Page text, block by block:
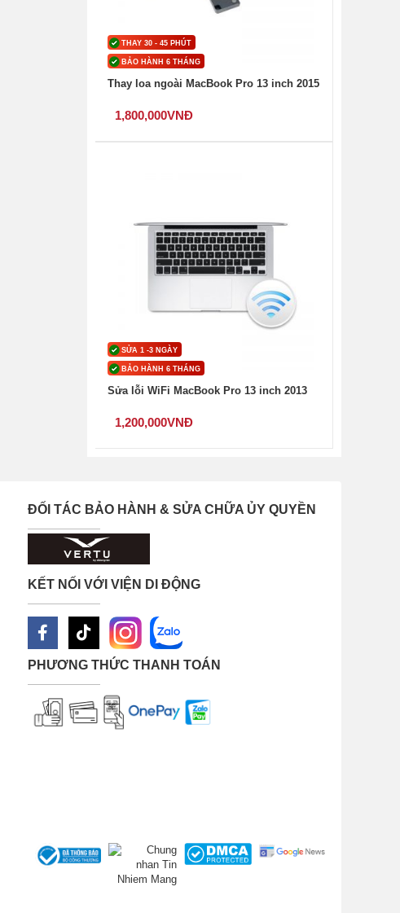
THAY 30 - 45 PHÚT
BẢO HÀNH 6 THÁNG
Thay loa ngoài MacBook Pro 13 inch 2015
1,800,000VNĐ
SỬA 1 -3 NGÀY
BẢO HÀNH 6 THÁNG
Sửa lỗi WiFi MacBook Pro 13 inch 2013
1,200,000VNĐ
ĐỐI TÁC BẢO HÀNH & SỬA CHỮA ỦY QUYỀN
KẾT NỐI VỚI VIỆN DI ĐỘNG
PHƯƠNG THỨC THANH TOÁN